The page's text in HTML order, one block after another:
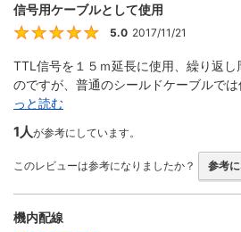
信号用ケーブルとして使用
5.0 2017/11/21
TTL信号を１５ｍ延長に使用、繰り返
のですが、普通のシールドケーブルで
っと読む
1人が参考にしています。
このレビューは参考になりましたか？ 参考
機内配線